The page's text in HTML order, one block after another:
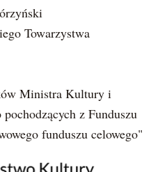
Towarzystwa
Ministra Kultury i
z Funduszu
funduszu celowego"